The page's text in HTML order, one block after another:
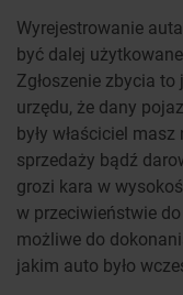
Wyrejestrowanie
być dalej
Zgłoszenie zbycia
urzędu, że dany
były właściciel
sprzedaży bądź
grozi kara w
w przeciwieństwie
możliwe do
jakim auto było